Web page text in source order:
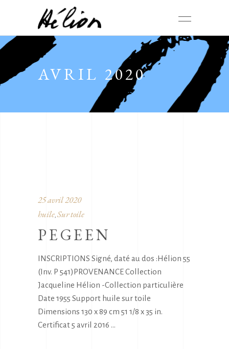
AVRIL 2020
25 avril 2020
huile, Sur toile
PEGEEN
INSCRIPTIONS Signé, daté au dos :Hélion 55
(Inv. P 541)PROVENANCE Collection
Jacqueline Hélion -Collection particulière
Date 1955 Support huile sur toile
Dimensions 130 x 89 cm 51 1/8 x 35 in.
Certificat 5 avril 2016